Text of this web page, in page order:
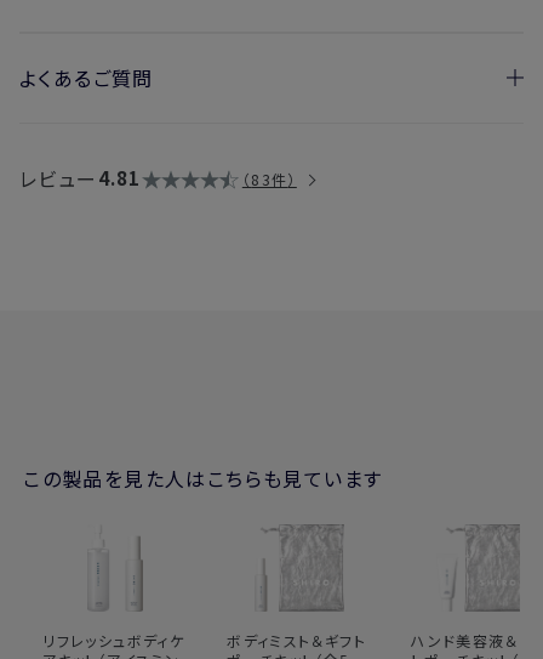
よくあるご質問
レビュー 4.81 83件
この製品を見た人はこちらも見ています
リフレッシュボディケ
ボディミスト＆ギフト
ハンド美容液＆ギ